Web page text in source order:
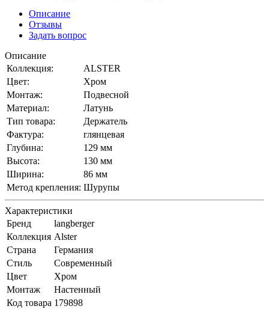
Описание
Отзывы
Задать вопрос
Описание
Коллекция:
ALSTER
Цвет:
Хром
Монтаж:
Подвесной
Материал:
Латунь
Тип товара:
Держатель
Фактура:
глянцевая
Глубина:
129 мм
Высота:
130 мм
Ширина:
86 мм
Метод крепления: Шурупы
Характеристики
Бренд
langberger
Коллекция Alster
Страна
Германия
Стиль
Современный
Цвет
Хром
Монтаж
Настенный
Код товара 179898